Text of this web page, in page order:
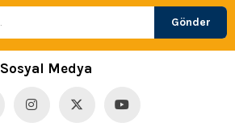
Gönder
Sosyal Medya